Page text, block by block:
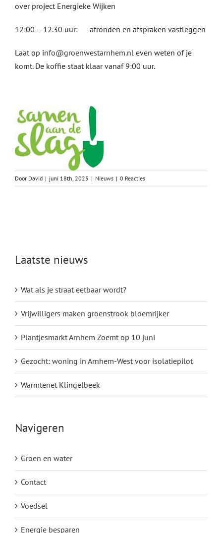
over project Energieke Wijken
12:00 – 12.30 uur: afronden en afspraken vastleggen
Laat op info@groenwestarnhem.nl even weten of je
komt. De koffie staat klaar vanaf 9:00 uur.
Door David | juni 18th, 2025 | Nieuws | 0 Reacties
Laatste nieuws
Wat als je straat eetbaar wordt?
Vrijwilligers maken groenstrook bloemrijker
Plantjesmarkt Arnhem Zoemt op 10 juni
Gezocht: woning in Arnhem-West voor isolatiepilot
Warmtenet Klingelbeek
Navigeren
Groen en water
Contact
Voedsel
Energie besparen